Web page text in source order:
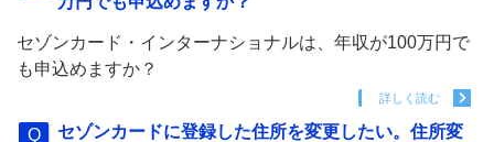
セゾンカード・インターナショナルは、年収が100万円で
も申込めますか？
詳しく読む
セゾンカードに登録した住所を変更したい。住所変